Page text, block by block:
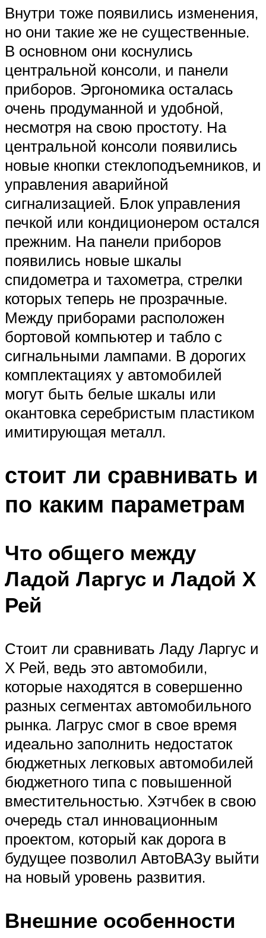
Внутри тоже появились изменения,
но они такие же не существенные.
В основном они коснулись
центральной консоли, и панели
приборов. Эргономика осталась
очень продуманной и удобной,
несмотря на свою простоту. На
центральной консоли появились
новые кнопки стеклоподъемников, и
управления аварийной
сигнализацией. Блок управления
печкой или кондиционером остался
прежним. На панели приборов
появились новые шкалы
спидометра и тахометра, стрелки
которых теперь не прозрачные.
Между приборами расположен
бортовой компьютер и табло с
сигнальными лампами. В дорогих
комплектациях у автомобилей
могут быть белые шкалы или
окантовка серебристым пластиком
имитирующая металл.
стоит ли сравнивать и
по каким параметрам
Что общего между
Ладой Ларгус и Ладой Х
Рей
Стоит ли сравнивать Ладу Ларгус и
Х Рей, ведь это автомобили,
которые находятся в совершенно
разных сегментах автомобильного
рынка. Лагрус смог в свое время
идеально заполнить недостаток
бюджетных легковых автомобилей
бюджетного типа с повышенной
вместительностью. Хэтчбек в свою
очередь стал инновационным
проектом, который как дорога в
будущее позволил АвтоВАЗу выйти
на новый уровень развития.
Внешние особенности